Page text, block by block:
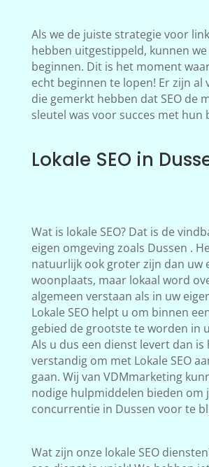
Als we de juiste strategie voor
hebben uitgestippeld, kunnen
beginnen. Dit is het moment
echt beginnen te lopen! Er zijn al
die gemerkt hebben dat SEO de
sleutel was voor succes met hun
Lokale SEO in
Wat is lokale SEO? Dat is de
eigen omgeving zoals Dussen .
natuurlijk ook groter zijn dan uw
woonplaats, maar lokaal word
algemeen verstaan als in uw
Lokale SEO helpt u om binnen
gebied de grootste te worden in
Als u dus een dienst levert dan is
verstandig om met Lokale SEO
gaan. Wij van VDMmarketing
nodige hulpmiddelen bieden om
concurrentie in Dussen voor te
Wat zijn onze lokale SEO